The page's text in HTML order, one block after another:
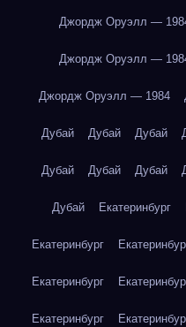
Джордж Оруэлл —
Джордж Оруэлл —
Джордж Оруэлл — 1984
Дубай Дубай Дубай
Дубай Дубай Дубай
Дубай Екатеринбург
Екатеринбург
Екатеринбург
Екатеринбург